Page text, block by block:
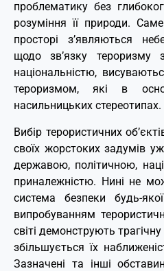
проблематику без
розуміння її природи.
просторі з’являються
щодо зв’язку тероризму
національністю,
тероризмом, які в
насильницьких стереотипах.
Вибір терористичних
своїх жорстоких задумів
державою, політичною,
приналежністю. Нині не
система безпеки будь-
випробуванням
світі демонструють
збільшується їх
Зазначені та інші